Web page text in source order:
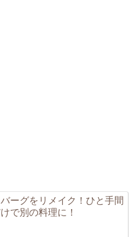
ーグをリメイク！ひと手間
で別の料理に！